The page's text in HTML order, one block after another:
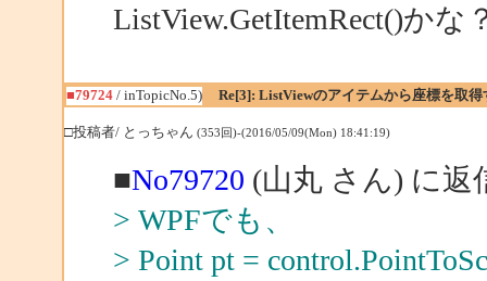
ListView.GetItemRect()かな
■79724/ inTopicNo.5) Re[3]: ListViewのアイテムから座標を取得
□投稿者/ とっちゃん (353回)-(2016/05/09(Mon) 18:41:19)
■No79720 (山丸 さん) に返
> WPFでも、
> Point pt =